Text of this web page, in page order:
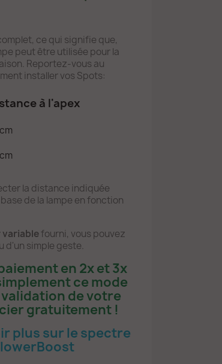
ce qui signifie que,
peut être utilisée pour la
Reportez-vous au
installer vos Spots:
à l'apex
la distance indiquée
de la lampe en fonction
fourni, vous pouvez
d'un simple geste.
en 2x et 3x
ce mode
de votre
gratuitement !
plus sur le spectre